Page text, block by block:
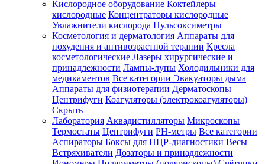
Кислородное оборудование Коктейлеры
кислородные Концентраторы кислородные
Увлажнители кислорода Пульсоксиметры
Косметология и дерматология Аппараты для
похудения и антивозрастной терапии Кресла
косметологические Лазеры хирургические и
принадлежности Лампы-лупы Холодильники для
медикаментов Все категории Эвакуаторы дыма
Аппараты для физиотерапии Дерматоскопы
Центрифуги Коагуляторы (электрокоагуляторы)
Скрыть
Лаборатория Аквадистилляторы Микроскопы
Термостаты Центрифуги PH-метры Все категории
Аспираторы Боксы для ПЦР-диагностики Весы
Встряхиватели Дозаторы и принадлежности